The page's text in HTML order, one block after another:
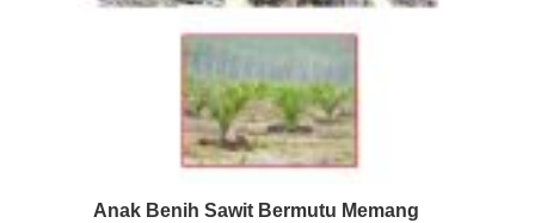
Anak Benih Sawit Bermutu Memang